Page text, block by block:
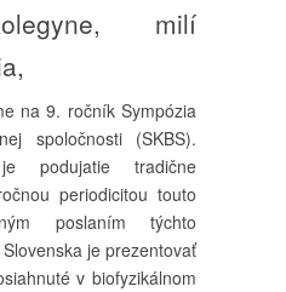
milí
na 9. ročník Sympózia
spoločnosti (SKBS).
podujatie tradične
periodicitou touto
poslaním týchto
je prezentovať
v biofyzikálnom